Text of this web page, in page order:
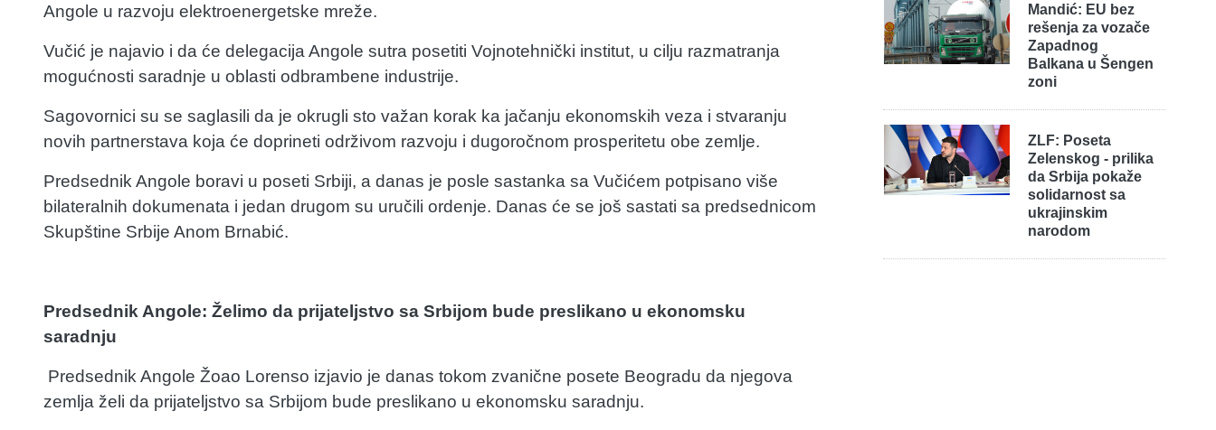
Angole u razvoju elektroenergetske mreže.
Vučić je najavio i da će delegacija Angole sutra posetiti Vojnotehnički institut, u cilju razmatranja
mogućnosti saradnje u oblasti odbrambene industrije.
Sagovornici su se saglasili da je okrugli sto važan korak ka jačanju ekonomskih veza i stvaranju
novih partnerstava koja će doprineti održivom razvoju i dugoročnom prosperitetu obe zemlje.
Predsednik Angole boravi u poseti Srbiji, a danas je posle sastanka sa Vučićem potpisano više
bilateralnih dokumenata i jedan drugom su uručili ordenje. Danas će se još sastati sa predsednicom
Skupštine Srbije Anom Brnabić.
Predsednik Angole: Želimo da prijateljstvo sa Srbijom bude preslikano u ekonomsku
saradnju
Predsednik Angole Žoao Lorenso izjavio je danas tokom zvanične posete Beogradu da njegova
zemlja želi da prijateljstvo sa Srbijom bude preslikano u ekonomsku saradnju.
Mandić: EU bez
rešenja za vozače
Zapadnog
Balkana u Šengen
zoni
ZLF: Poseta
Zelenskog - prilika
da Srbija pokaže
solidarnost sa
ukrajinskim
narodom